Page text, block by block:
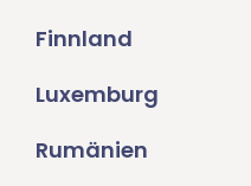
Finnland
Luxemburg
Rumänien